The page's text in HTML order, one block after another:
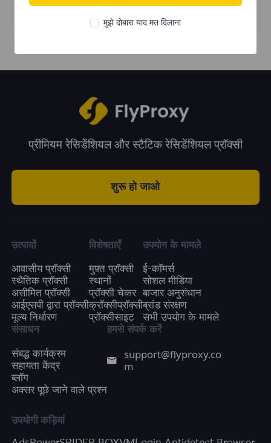
प्रीमियम रेसिडेंशियल और स्टैटिक रेसिडेंशियल प्रॉक्सी
शुरू हो जाओ
उत्पादों
आवासीय प्रॉक्सी
स्थैतिक प्रॉक्सी
असीमित प्रॉक्सी
आईएसपी द्वारा प्रॉक्सी
मूल्य निर्धारण
विशेषताएँ
मुफ़्त प्रॉक्सी
स्थानों
प्रॉक्सी चेकर
क्रॉक्सीप्रॉक्सी
प्रॉक्सीसाइट
उपयोग के मामले
ई-कॉमर्स
सोशल मीडिया
बाजार अनुसंधान
ब्रांड संरक्षण
सभी उपयोग के मामले
संसाधन
संबद्ध कार्यक्रम
सहायता केंद्र
ब्लॉग
अक्सर पूछे जाने वाले प्रश्न
हमसे संपर्क करें
support@flyproxy.co
m
उपयोगी कड़ियां
मुझे दोबारा याद मत दिलाना